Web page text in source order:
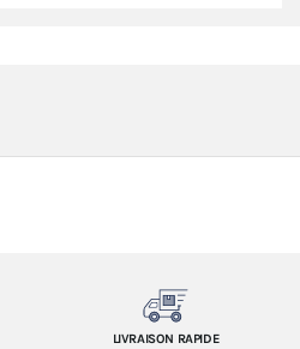
LIVRAISON RAPIDE